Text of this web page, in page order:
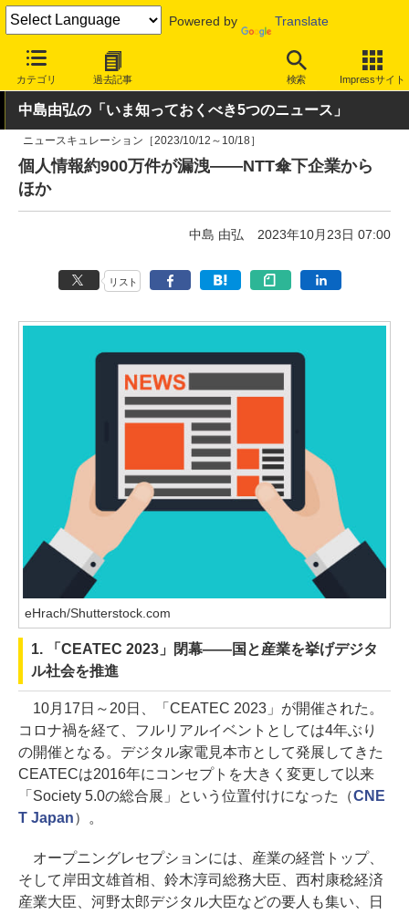
Powered by Translate
カテゴリ 過去記事 検索 Impressサイト
INTERNET Watch トピック その他
中島由弘の「いま知っておくべき5つのニュース」
ニュースキュレーション［2023/10/12～10/18］
個人情報約900万件が漏洩――NTT傘下企業から
ほか
中島 由弘 2023年10月23日 07:00
リスト
eHrach/Shutterstock.com
1. 「CEATEC 2023」閉幕――国と産業を挙げデジタ
ル社会を推進
10月17日～20日、「CEATEC 2023」が開催された。
コロナ禍を経て、フルリアルイベントとしては4年ぶり
の開催となる。デジタル家電見本市として発展してきた
CEATECは2016年にコンセプトを大きく変更して以来
「Society 5.0の総合展」という位置付けになった（CNE
T Japan）。
オープニングレセプションには、産業の経営トップ、
そして岸田文雄首相、鈴木淳司総務大臣、西村康稔経済
産業大臣、河野太郎デジタル大臣などの要人も集い、日